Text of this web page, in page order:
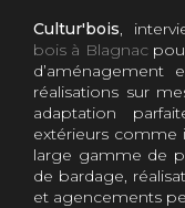
Cultur'bois,
bois à Blagnac
d’aménagement
réalisations sur
adaptation
extérieurs comme
large gamme de
de bardage,
et agencements